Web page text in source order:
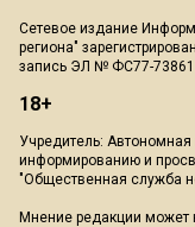
Сетевое издание
региона"
запись ЭЛ № ФС77-
18+
Учредитель:
информированию и
"Общественная служба
Мнение редакции может